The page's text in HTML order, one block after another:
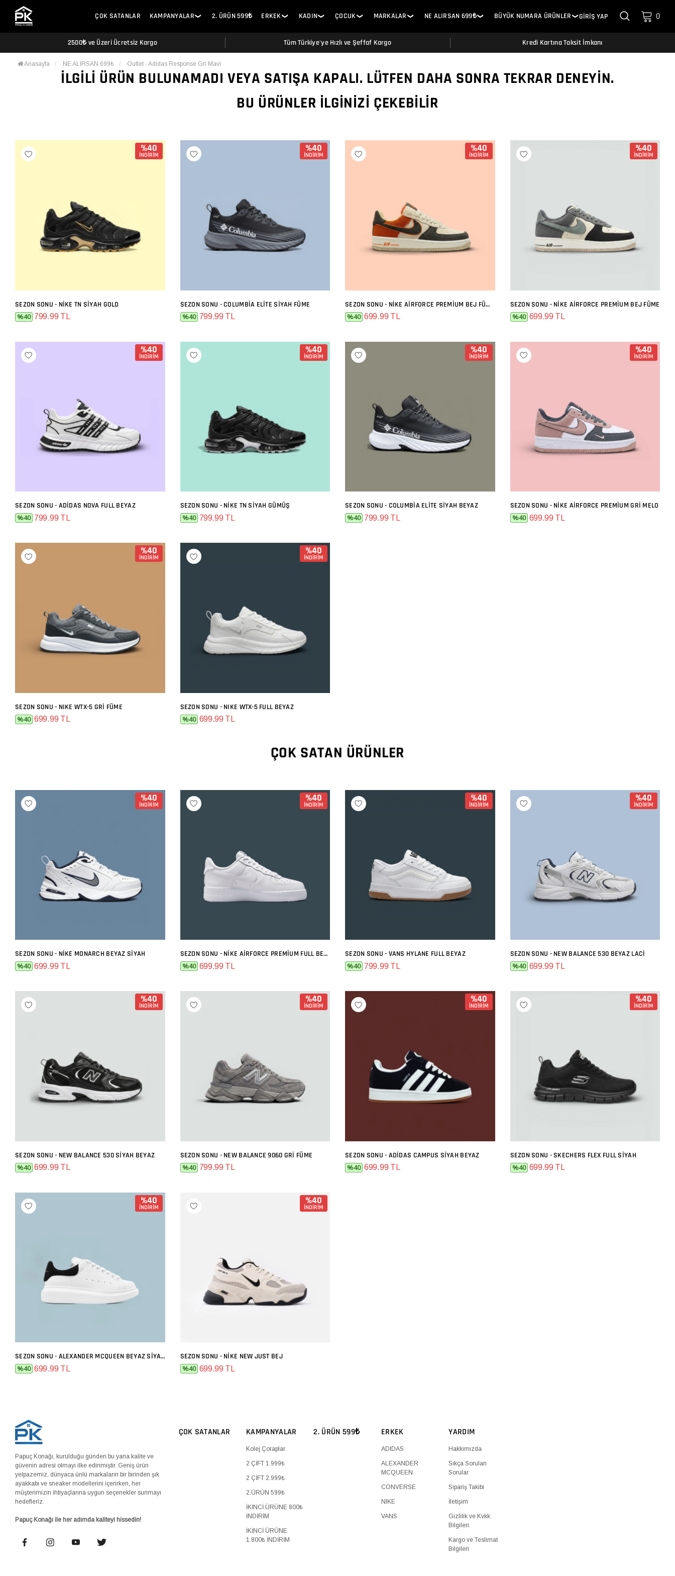
ÇOK SATANLAR KAMPANYALAR ❯ 2. ÜRÜN 599₺ ERKEK ❯ KADIN❯ ÇOCUK ❯ MARKALAR ❯ NE ALIRSAN 699₺❯ BÜYÜK NUMARA ÜRÜNLER ❯GİRİŞ YAP 0
2500₺ ve Üzeri Ücretsiz Kargo Tüm Türkiye'ye Hızlı ve Şeffaf Kargo Kredi Kartına Taksit İmkanı
Anasayfa NE ALIRSAN 699₺ Outlet - Adidas Response Gri Mavi
İLGILI ÜRÜN BULUNAMADI VEYA SATIŞA KAPALI. LÜTFEN DAHA SONRA TEKRAR DENEYIN.
BU ÜRÜNLER İLGINIZI ÇEKEBILIR
%40
İNDİRİM
SEPETE EKLE
SEZON SONU - NIKE TN SIYAH GOLD
%40 799.99 TL
%40
İNDİRİM
SEPETE EKLE
SEZON SONU - COLUMBIA ELITE SIYAH FÜME
%40 799.99 TL
%40
İNDİRİM
SEPETE EKLE SEZON SONU - NIKE AIRFORCE PREMIUM BEJ FÜME TURUNCU
%40 699.99 TL
%40
İNDİRİM
SEPETE EKLE
SEZON SONU - NIKE AIRFORCE PREMIUM BEJ FÜME
%40 699.99 TL
%40
İNDİRİM
SEPETE EKLE
SEZON SONU - ADIDAS NOVA FULL BEYAZ
%40 799.99 TL
%40
İNDİRİM
SEPETE EKLE
SEZON SONU - NIKE TN SIYAH GÜMÜŞ
%40 799.99 TL
%40
İNDİRİM
SEPETE EKLE
SEZON SONU - COLUMBIA ELITE SIYAH BEYAZ
%40 799.99 TL
%40
İNDİRİM
SEPETE EKLE
SEZON SONU - NIKE AIRFORCE PREMIUM GRI MELO
%40 699.99 TL
%40
İNDİRİM
SEPETE EKLE
SEZON SONU - NIKE WTX-5 GRI FÜME
%40 699.99 TL
%40
İNDİRİM
SEPETE EKLE
SEZON SONU - NIKE WTX-5 FULL BEYAZ
%40 699.99 TL
ÇOK SATAN ÜRÜNLER
%40
İNDİRİM
SEPETE EKLE
SEZON SONU - NIKE MONARCH BEYAZ SIYAH
%40 699.99 TL
%40
İNDİRİM
SEPETE EKLE SEZON SONU - NIKE AIRFORCE PREMIUM FULL BEYAZ
%40 699.99 TL
%40
İNDİRİM
SEPETE EKLE
SEZON SONU - VANS HYLANE FULL BEYAZ
%40 799.99 TL
%40
İNDİRİM
SEPETE EKLE
SEZON SONU - NEW BALANCE 530 BEYAZ LACI
%40 699.99 TL
%40
İNDİRİM
SEPETE EKLE
SEZON SONU - NEW BALANCE 530 SIYAH BEYAZ
%40 699.99 TL
%40
İNDİRİM
SEPETE EKLE
SEZON SONU - NEW BALANCE 9060 GRI FÜME
%40 799.99 TL
%40
İNDİRİM
SEPETE EKLE
SEZON SONU - ADIDAS CAMPUS SIYAH BEYAZ
%40 699.99 TL
%40
İNDİRİM
SEPETE EKLE
SEZON SONU - SKECHERS FLEX FULL SIYAH
%40 699.99 TL
%40
İNDİRİM
SEPETE EKLE SEZON SONU - ALEXANDER MCQUEEN BEYAZ SIYAH
%40 699.99 TL
%40
İNDİRİM
SEPETE EKLE
SEZON SONU - NIKE NEW JUST BEJ
%40 699.99 TL
Papuç Konağı, kurulduğu günden bu yana kalite ve
güvenin adresi olmayı ilke edinmiştir. Geniş ürün
yelpazemiz, dünyaca ünlü markaların bir birinden şık
ayakkabı ve sneaker modellerini içerirken, her
müşterimizin ihtiyaçlarına uygun seçenekler sunmayı
hedefleriz.
Papuç Konağı ile her adımda kaliteyi hissedin!
ÇOK SATANLAR KAMPANYALAR
Kolej Çoraplar
2 ÇİFT 1.999₺
2 ÇİFT 2.999₺
2.ÜRÜN 599₺
İKİNCİ ÜRÜNE 800₺
İNDİRİM
İKİNCİ ÜRÜNE
1.800₺ İNDİRİM
2. ÜRÜN 599₺ ERKEK
ADIDAS
ALEXANDER
MCQUEEN
CONVERSE
NIKE
VANS
YARDIM
Hakkımızda
Sıkça Sorulan
Sorular
Sipariş Takibi
İletişim
Gizlilik ve Kvkk
Bilgileri
Kargo ve Teslimat
Bilgileri